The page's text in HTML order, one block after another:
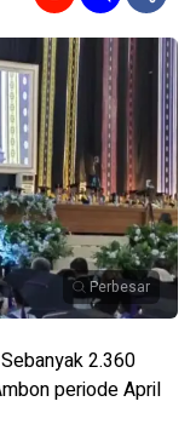
Perbesar
2.360
periode April